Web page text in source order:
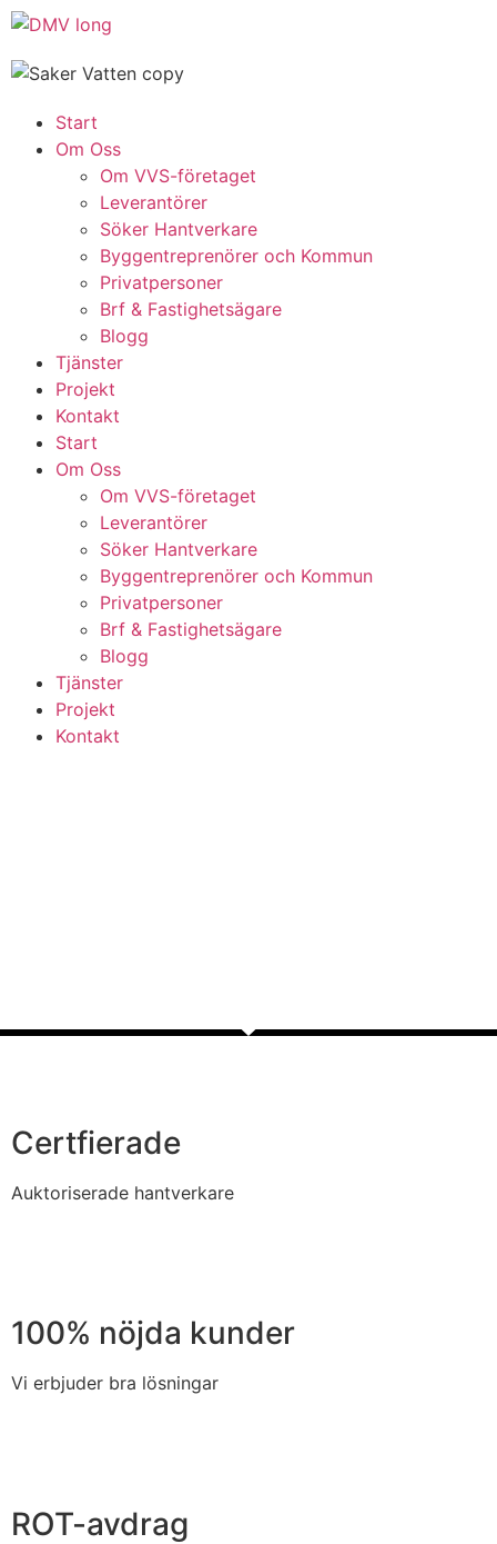
Start
Om Oss
Om VVS-företaget
Leverantörer
Söker Hantverkare
Byggentreprenörer och Kommun
Privatpersoner
Brf & Fastighetsägare
Blogg
Tjänster
Projekt
Kontakt
Start
Om Oss
Om VVS-företaget
Leverantörer
Söker Hantverkare
Byggentreprenörer och Kommun
Privatpersoner
Brf & Fastighetsägare
Blogg
Tjänster
Projekt
Kontakt
Certfierade
Auktoriserade hantverkare
100% nöjda kunder
Vi erbjuder bra lösningar
ROT-avdrag